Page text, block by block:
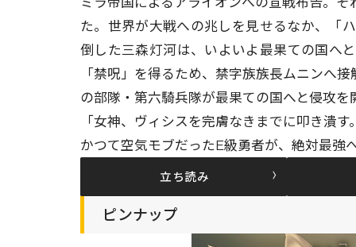
た。世界が大戦への兆しを見せるなか、「
倒した三森灯河は、いよいよ最果ての国へ
「禁呪」を得るため、禁字族族長ムニンへ
の部隊・第六騎兵隊が最果ての国へと侵攻を開
「女神、ヴィシスを完膚なきまでに叩き潰
かつて空気モブだったE級勇者が、絶対最強
立ち読み
ピンナップ